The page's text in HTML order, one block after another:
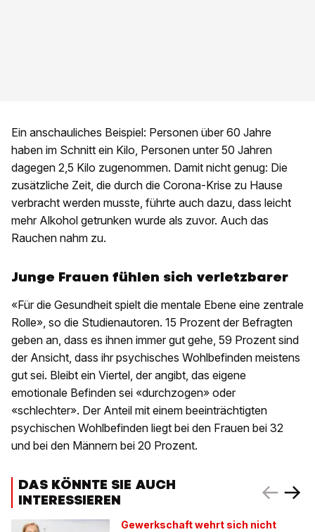
Ein anschauliches Beispiel: Personen über 60 Jahre
haben im Schnitt ein Kilo, Personen unter 50 Jahren
dagegen 2,5 Kilo zugenommen. Damit nicht genug: Die
zusätzliche Zeit, die durch die Corona-Krise zu Hause
verbracht werden musste, führte auch dazu, dass leicht
mehr Alkohol getrunken wurde als zuvor. Auch das
Rauchen nahm zu.
Junge Frauen fühlen sich verletzbarer
«Für die Gesundheit spielt die mentale Ebene eine zentrale
Rolle», so die Studienautoren. 15 Prozent der Befragten
geben an, dass es ihnen immer gut gehe, 59 Prozent sind
der Ansicht, dass ihr psychisches Wohlbefinden meistens
gut sei. Bleibt ein Viertel, der angibt, das eigene
emotionale Befinden sei «durchzogen» oder
«schlechter». Der Anteil mit einem beeinträchtigten
psychischen Wohlbefinden liegt bei den Frauen bei 32
und bei den Männern bei 20 Prozent.
DAS KÖNNTE SIE AUCH
INTERESSIEREN
Gewerkschaft wehrt sich nicht